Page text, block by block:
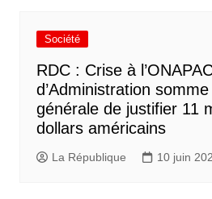
Société
RDC : Crise à
d’Administration
générale de justifier 11
dollars américains
La République 10 juin